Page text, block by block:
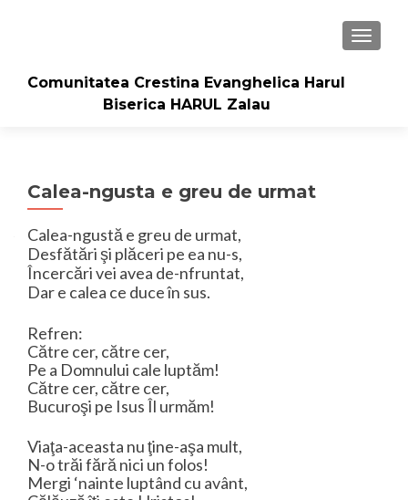
Comunitatea Crestina Evanghelica Harul
Biserica HARUL Zalau
Calea-ngusta e greu de urmat
Calea-ngustă e greu de urmat,
Desfătări şi plăceri pe ea nu-s,
Încercări vei avea de-nfruntat,
Dar e calea ce duce în sus.
Refren:
Către cer, către cer,
Pe a Domnului cale luptăm!
Către cer, către cer,
Bucuroşi pe Isus Îl urmăm!
Viaţa-aceasta nu ţine-aşa mult,
N-o trăi fără nici un folos!
Mergi ‘nainte luptând cu avânt,